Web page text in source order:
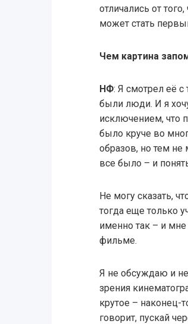
отличались от
может стать
Чем картина
НФ: Я смотрел её с
были люди. И я
исключением, что
было круче во
образов, но тем
все было – и
Не могу сказать,
тогда еще только
именно так – и мне
фильме.
Я не обсуждаю и не
зрения
крутое – наконец-
говорит, пускай